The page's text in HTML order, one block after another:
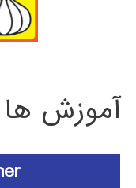
آموزش ها